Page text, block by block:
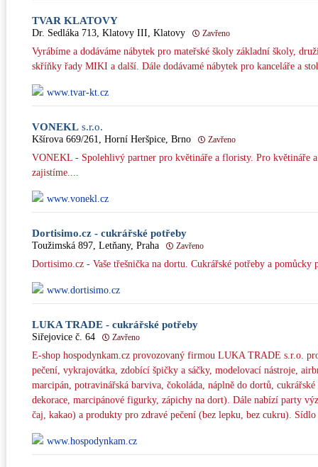
TVAR KLATOVY
Dr. Sedláka 713, Klatovy III, Klatovy Zavřeno
Vyrábíme a dodáváme nábytek pro mateřské školy základní školy,
skříňky řady MIKI a další. Dále dodávamé nábytek pro kanceláře a
www.tvar-kt.cz
VONEKL s.r.o.
Kšírova 669/261, Horní Heršpice, Brno Zavřeno
VONEKL - Spolehlivý partner pro květináře a floristy. Pro květináře
zajistíme....
www.vonekl.cz
Dortisimo.cz - cukrářské potřeby
Toužimská 897, Letňany, Praha Zavřeno
Dortisimo.cz - Vaše třešnička na dortu. Cukrářské potřeby a pomůcky
www.dortisimo.cz
LUKA TRADE - cukrářské potřeby
Siřejovice č. 64 Zavřeno
E-shop hospodynkam.cz provozovaný firmou LUKA TRADE s.r.o.
pečení, vykrajovátka, zdobící špičky a sáčky, modelovací nástroje,
marcipán, potravinářská barviva, čokoláda, náplně do dortů,
dekorace, marcipánové figurky, zápichy na dort). Dále nabízí party
čaj, kakao) a produkty pro zdravé pečení (bez lepku, bez cukru).
www.hospodynkam.cz